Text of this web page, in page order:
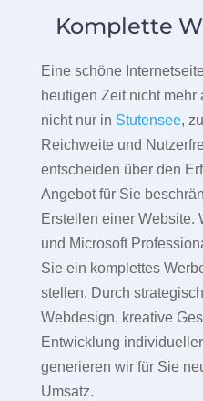
Komplette
Eine schöne
heutigen Zeit nicht mehr
nicht nur in Stutensee,
Reichweite und
entscheiden über den
Angebot für Sie
Erstellen einer Website.
und Microsoft
Sie ein komplettes
stellen. Durch
Webdesign, kreative
Entwicklung individueller
generieren wir für Sie
Umsatz.